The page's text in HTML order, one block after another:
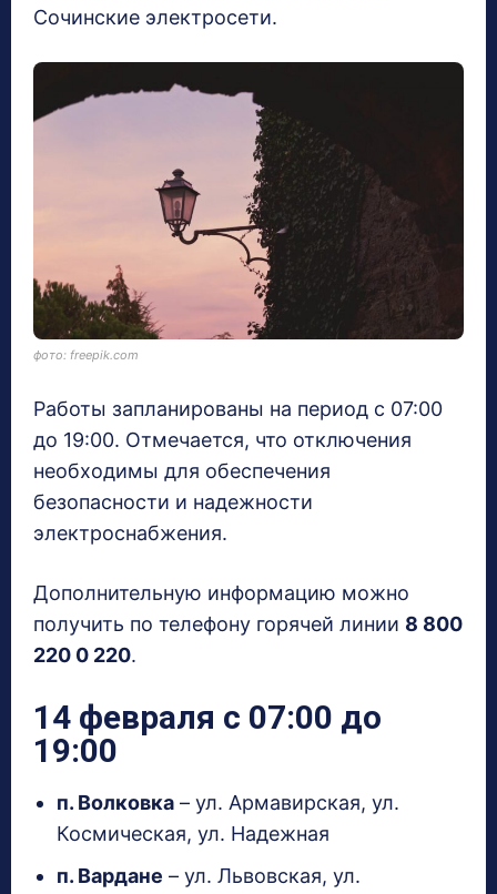
Сочинские электросети.
фото: freepik.com
Работы запланированы на период с 07:00
до 19:00. Отмечается, что отключения
необходимы для обеспечения
безопасности и надежности
электроснабжения.
Дополнительную информацию можно
получить по телефону горячей линии 8 800
220 0 220.
14 февраля с 07:00 до
19:00
п. Волковка – ул. Армавирская, ул.
Космическая, ул. Надежная
п. Вардане – ул. Львовская, ул.